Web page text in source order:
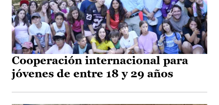
Cooperación internacional para
jóvenes de entre 18 y 29 años